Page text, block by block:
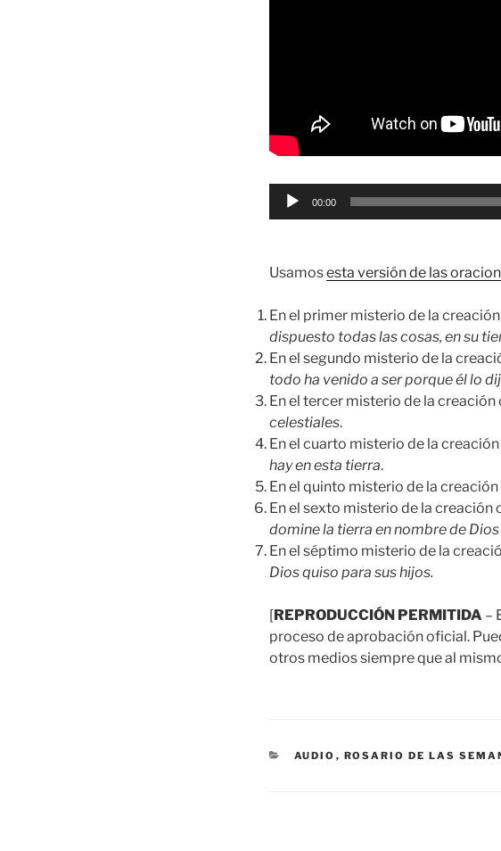
Reproductor
00:00
Usamosesta versión de las
En el primer misterio de la
dispuesto todas las cosas, en su
En el segundo misterio de la
todo ha venido a ser porque él lo
En el tercer misterio de la
celestiales.
En el cuarto misterio de la
hay en esta tierra.
En el quinto misterio de la
En el sexto misterio de la
domine la tierra en nombre de
En el séptimo misterio de la
Dios quiso para sus hijos.
[REPRODUCCIÓN PERMITIDA –
proceso de aprobación oficial.
otros medios siempre que al
CATEGORÍAS
AUDIO , ROSARIO DE LAS